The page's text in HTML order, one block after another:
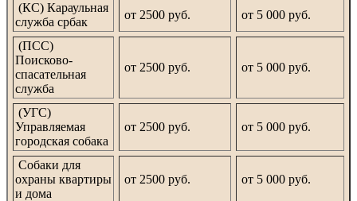
(КС) Караульная
служба србак
от 2500 руб. от 5 000 руб.
(ПСС)
Поисково-
спасательная
служба
от 2500 руб. от 5 000 руб.
(УГС)
Управляемая
городская собака
от 2500 руб. от 5 000 руб.
Собаки для
охраны квартиры
и дома
от 2500 руб. от 5 000 руб.